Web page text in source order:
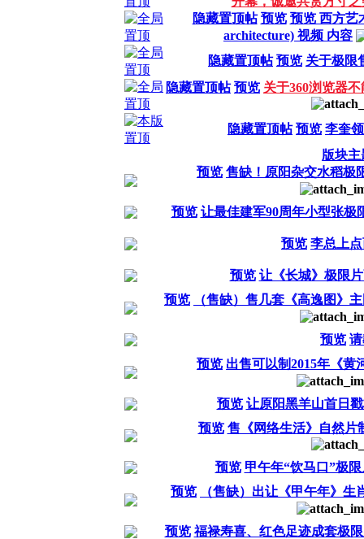
隐藏置顶帖 预览 预览 西方艺
architecture) 视频 内容
隐藏置顶帖 预览 关于极限
隐藏置顶帖 预览 关于360浏览器
隐藏置顶帖 预览 李奎
版块主
预览 售缺！原阳杂交水稻极
预览 让最佳建军90周年小型张极
预览 李总上
预览 让《长城》极限
预览
（售缺）售几套《高逸图》
预览
预览 出售可以制2015年《黄
预览 让原阳黑羊山首日
预览 售《网络生活》自然片
预览 甲午年“饮马口”极限
预览
（售缺）出让《甲午年》
预览 福禄寿喜、红色足迹成套极